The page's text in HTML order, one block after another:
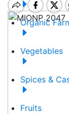
Organic
Vegetables
Spices &
Fruits